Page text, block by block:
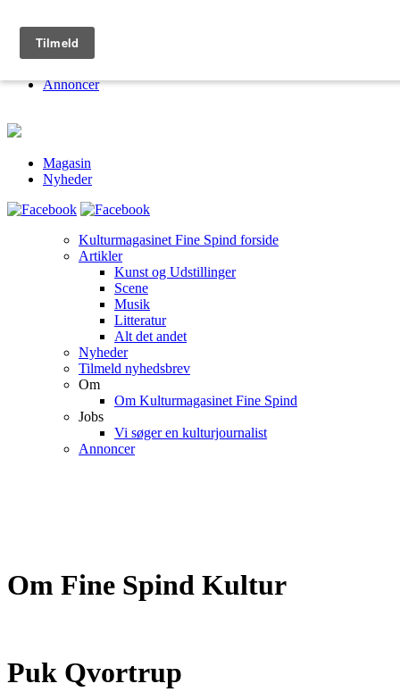
Om
Annoncer
Magasin
Nyheder
Kulturmagasinet Fine Spind forside
Artikler
Kunst og Udstillinger
Scene
Musik
Litteratur
Alt det andet
Nyheder
Tilmeld nyhedsbrev
Om
Om Kulturmagasinet Fine Spind
Jobs
Vi søger en kulturjournalist
Annoncer
Om Fine Spind Kultur
Puk Qvortrup